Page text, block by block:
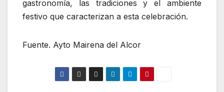
gastronomía, las tradiciones y el ambiente
festivo que caracterizan a esta celebración.
Fuente. Ayto Mairena del Alcor